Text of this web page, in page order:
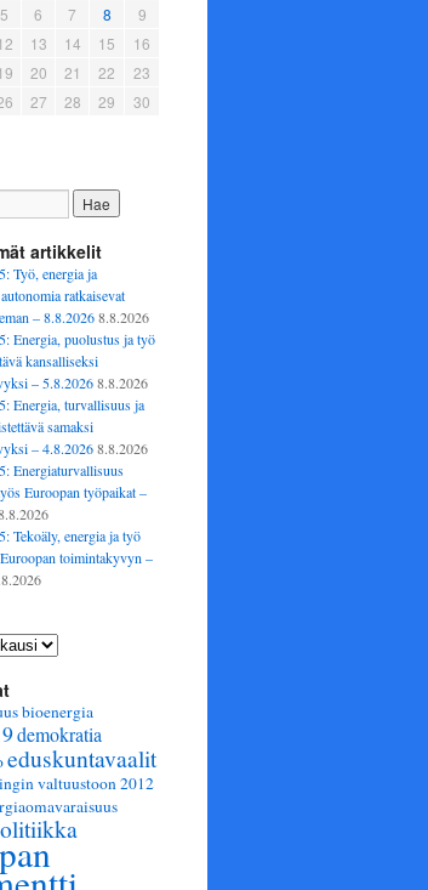
5 6 7 8
9
13 14 15
16
20 21 22
23
27 28 29
30
artikkelit
Työ, energia ja
ratkaisevat
– 8.8.2026 8.8.2026
Energia, puolustus ja työ
kansalliseksi
– 5.8.2026 8.8.2026
Energia, turvallisuus ja
samaksi
– 4.8.2026 8.8.2026
Energiaturvallisuus
Euroopan työpaikat –
Tekoäly, energia ja työ
toimintakyvyn –
bioenergia
demokratia
eduskuntavaalit
valtuustoon 2012